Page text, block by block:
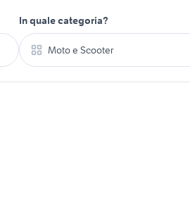
In quale categoria?
Moto e Scooter